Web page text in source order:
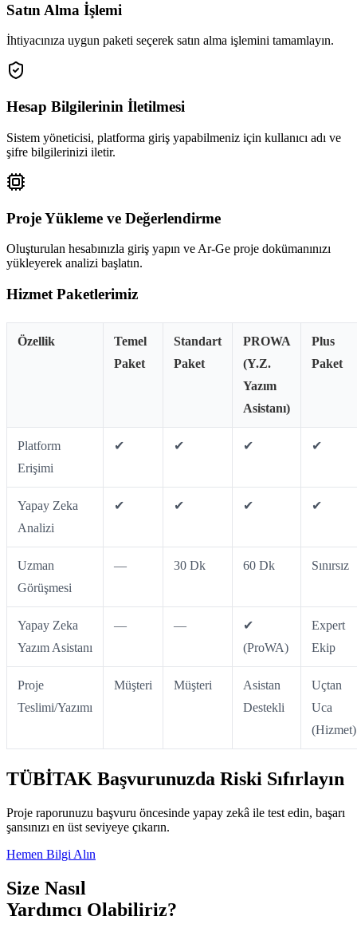
Satın Alma İşlemi
İhtiyacınıza uygun paketi seçerek satın alma işlemini tamamlayın.
Hesap Bilgilerinin İletilmesi
Sistem yöneticisi, platforma giriş yapabilmeniz için kullanıcı adı ve
şifre bilgilerinizi iletir.
Proje Yükleme ve Değerlendirme
Oluşturulan hesabınızla giriş yapın ve Ar-Ge proje dokümanınızı
yükleyerek analizi başlatın.
Hizmet Paketlerimiz
Özellik
Temel
Paket
Standart
Paket
PROWA
(Y.Z.
Yazım
Asistanı)
Plus
Paket
Platform
Erişimi
✔ ✔ ✔ ✔
Yapay Zeka
Analizi
✔ ✔ ✔ ✔
Uzman
Görüşmesi
— 30 Dk 60 Dk Sınırsız
Yapay Zeka
Yazım Asistanı
— —
✔
(ProWA)
Expert
Ekip
Proje
Teslimi/Yazımı
Müşteri Müşteri
Asistan
Destekli
Uçtan
Uca
(Hizmet)
TÜBİTAK Başvurunuzda Riski Sıfırlayın
Proje raporunuzu başvuru öncesinde yapay zekâ ile test edin, başarı
şansınızı en üst seviyeye çıkarın.
Hemen Bilgi Alın
Size Nasıl
Yardımcı Olabiliriz?